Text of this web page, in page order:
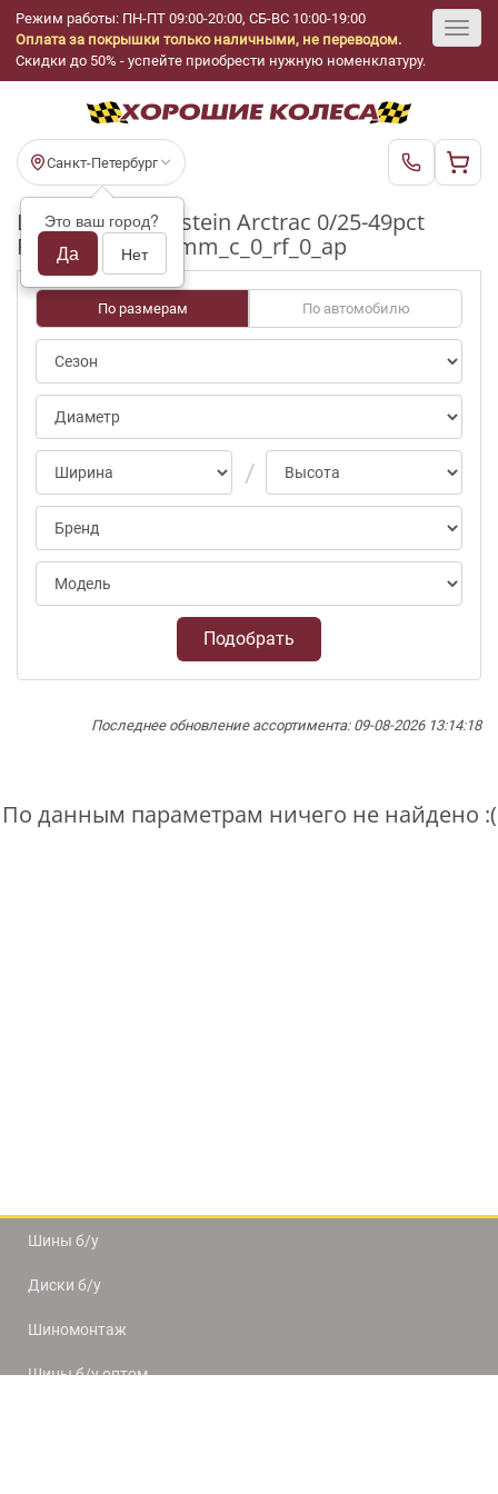
Режим работы: ПН-ПТ 09:00-20:00, СБ-ВС 10:00-19:00
Оплата за покрышки только наличными, не переводом.
Скидки до 50% - успейте приобрести нужную номенклатуру.
Санкт-Петербург
Это ваш город?
Да Нет
Шины бу Vredestein Arctrac 0/25-49pct
R15_185_60_4-5mm_c_0_rf_0_ap
По размерам По автомобилю
Подобрать
Последнее обновление ассортимента: 09-08-2026 13:14:18
По данным параметрам ничего не найдено :(
Шины б/у
Диски б/у
Шиномонтаж
Шины б/у оптом